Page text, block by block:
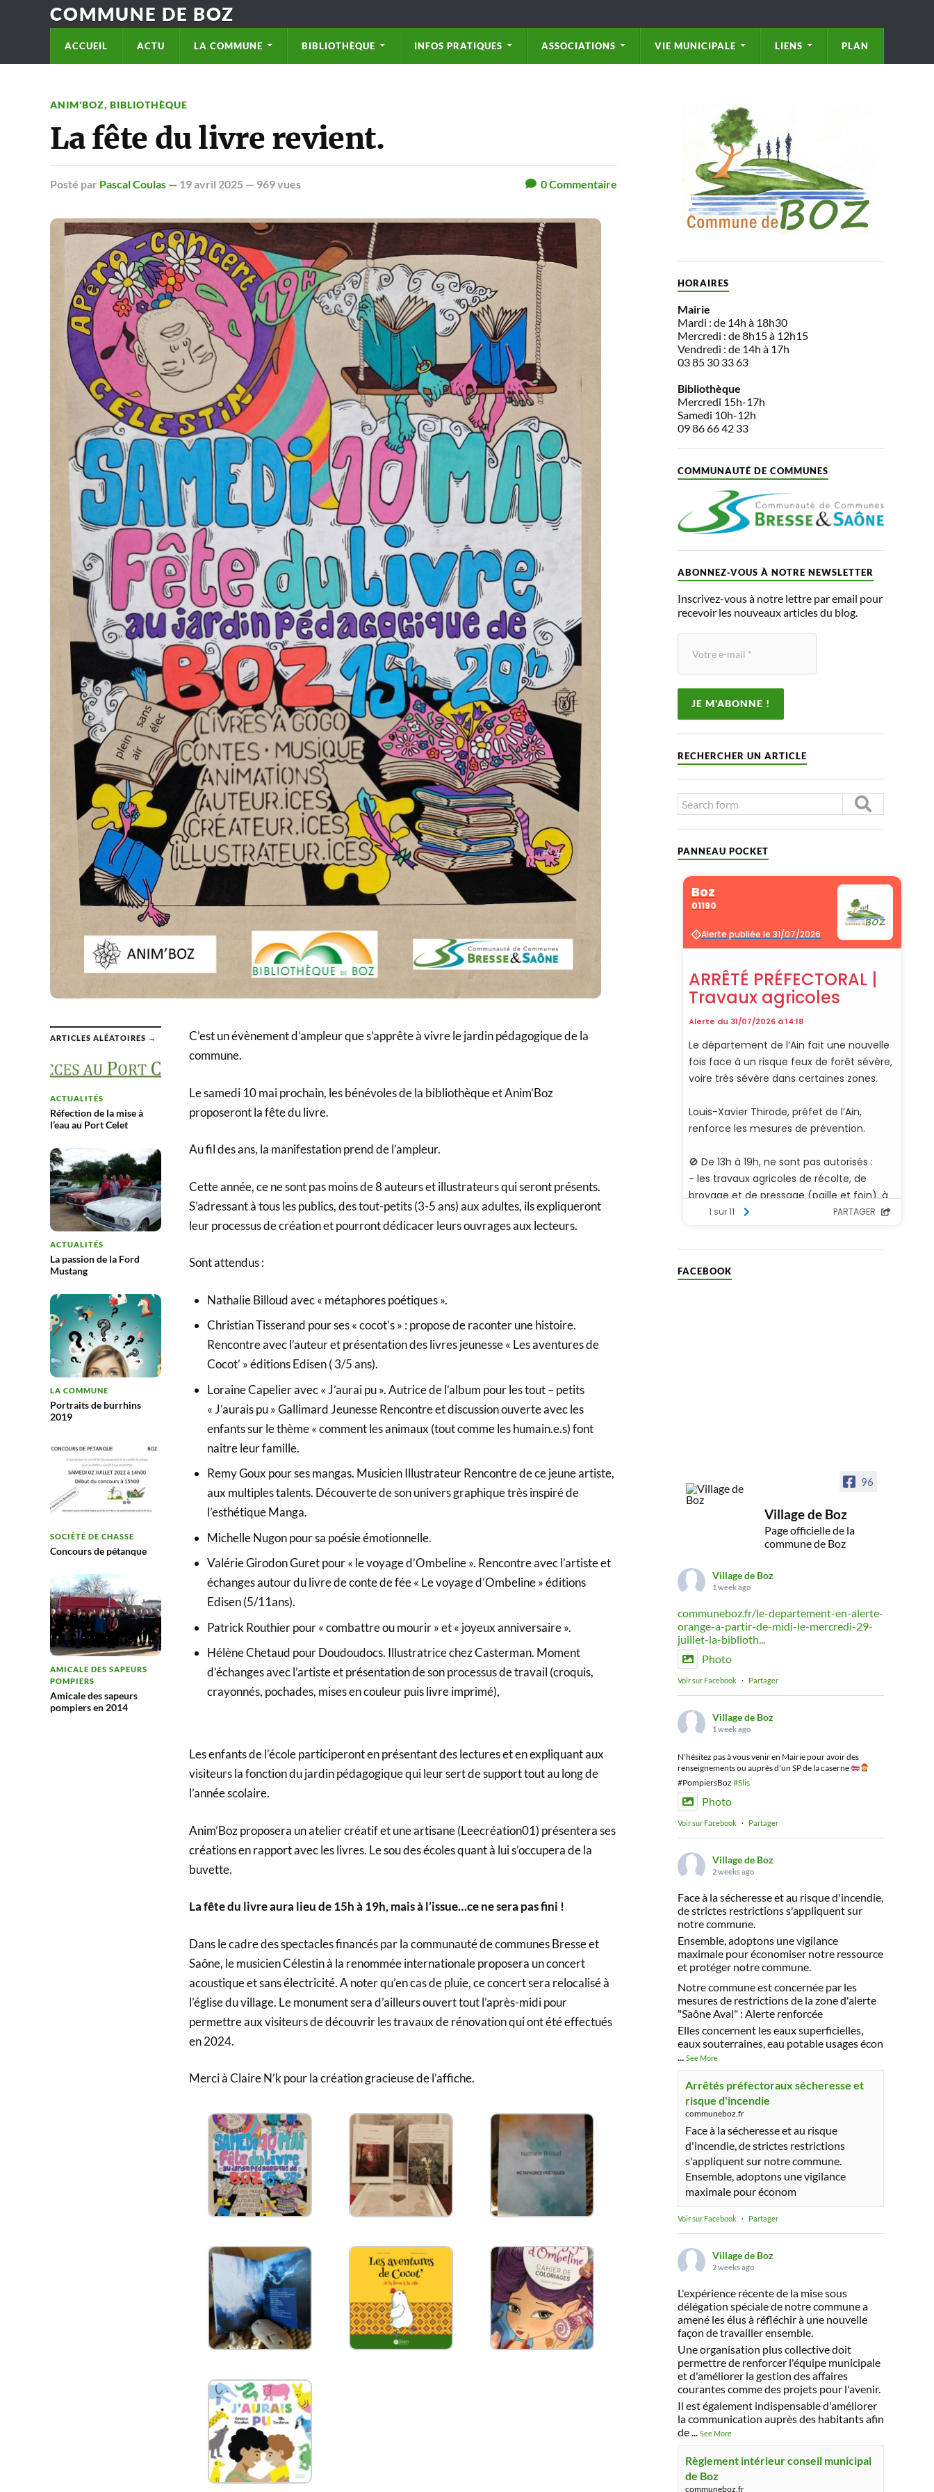
COMMUNE DE BOZ
ACCUEIL ACTU LA COMMUNE BIBLIOTHÈQUE INFOS PRATIQUES ASSOCIATIONS VIE MUNICIPALE LIENS PLAN
ANIM'BOZ, BIBLIOTHÈQUE
La fête du livre revient.
Posté par Pascal Coulas — 19 avril 2025 — 969 vues 0Commentaire
ARTICLES ALÉATOIRES →
ACTUALITÉS
Réfection de la mise à
l’eau au Port Celet
ACTUALITÉS
La passion de la Ford
Mustang
LA COMMUNE
Portraits de burrhins
2019
SOCIÉTÉ DE CHASSE
Concours de pétanque
AMICALE DES SAPEURS
POMPIERS
Amicale des sapeurs
pompiers en 2014
C’est un évènement d’ampleur que s’apprête à vivre le jardin pédagogique de la
commune.
Le samedi 10 mai prochain, les bénévoles de la bibliothèque et Anim’Boz
proposeront la fête du livre.
Au fil des ans, la manifestation prend de l’ampleur.
Cette année, ce ne sont pas moins de 8 auteurs et illustrateurs qui seront présents.
S’adressant à tous les publics, des tout-petits (3-5 ans) aux adultes, ils expliqueront
leur processus de création et pourront dédicacer leurs ouvrages aux lecteurs.
Sont attendus :
Nathalie Billoud avec « métaphores poétiques ».
Christian Tisserand pour ses « cocot’s » : propose de raconter une histoire.
Rencontre avec l’auteur et présentation des livres jeunesse « Les aventures de
Cocot’ » éditions Edisen ( 3/5 ans).
Loraine Capelier avec « J’aurai pu ». Autrice de l’album pour les tout – petits
« J’aurais pu » Gallimard Jeunesse Rencontre et discussion ouverte avec les
enfants sur le thème « comment les animaux (tout comme les humain.e.s) font
naitre leur famille.
Remy Goux pour ses mangas. Musicien Illustrateur Rencontre de ce jeune artiste,
aux multiples talents. Découverte de son univers graphique très inspiré de
l’esthétique Manga.
Michelle Nugon pour sa poésie émotionnelle.
Valérie Girodon Guret pour « le voyage d’Ombeline ». Rencontre avec l’artiste et
échanges autour du livre de conte de fée « Le voyage d’Ombeline » éditions
Edisen (5/11ans).
Patrick Routhier pour « combattre ou mourir » et « joyeux anniversaire ».
Hélène Chetaud pour Doudoudocs. Illustratrice chez Casterman. Moment
d’échanges avec l’artiste et présentation de son processus de travail (croquis,
crayonnés, pochades, mises en couleur puis livre imprimé),
Les enfants de l’école participeront en présentant des lectures et en expliquant aux
visiteurs la fonction du jardin pédagogique qui leur sert de support tout au long de
l’année scolaire.
Anim’Boz proposera un atelier créatif et une artisane (Leecréation01) présentera ses
créations en rapport avec les livres. Le sou des écoles quant à lui s’occupera de la
buvette.
La fête du livre aura lieu de 15h à 19h, mais à l’issue…ce ne sera pas fini !
Dans le cadre des spectacles financés par la communauté de communes Bresse et
Saône, le musicien Célestin à la renommée internationale proposera un concert
acoustique et sans électricité. A noter qu’en cas de pluie, ce concert sera relocalisé à
l’église du village. Le monument sera d’ailleurs ouvert tout l’après-midi pour
permettre aux visiteurs de découvrir les travaux de rénovation qui ont été effectués
en 2024.
Merci à Claire N’k pour la création gracieuse de l’affiche.
HORAIRES
Mairie
Mardi : de 14h à 18h30
Mercredi : de 8h15 à 12h15
Vendredi : de 14h à 17h
03 85 30 33 63
Bibliothèque
Mercredi 15h-17h
Samedi 10h-12h
09 86 66 42 33
COMMUNAUTÉ DE COMMUNES
ABONNEZ-VOUS À NOTRE NEWSLETTER
Inscrivez-vous à notre lettre par email pour
recevoir les nouveaux articles du blog.
RECHERCHER UN ARTICLE
PANNEAU POCKET
FACEBOOK
96
Village de Boz
Page officielle de la
commune de Boz
Village de Boz
1 week ago
communeboz.fr/le-departement-en-alerte-
orange-a-partir-de-midi-le-mercredi-29-
juillet-la-biblioth...
Photo
Voir sur Facebook · Partager
Village de Boz
1 week ago
N'hésitez pas à vous venir en Mairie pour avoir des
renseignements ou auprès d'un SP de la caserne
#PompiersBoz #Slis
Photo
Voir sur Facebook · Partager
Village de Boz
2 weeks ago
Face à la sécheresse et au risque d'incendie,
de strictes restrictions s'appliquent sur
notre commune.
Ensemble, adoptons une vigilance
maximale pour économiser notre ressource
et protéger notre commune.
Notre commune est concernée par les
mesures de restrictions de la zone d'alerte
"Saône Aval" : Alerte renforcée
Elles concernent les eaux superficielles,
eaux souterraines, eau potable usages écon
... See More
Arrêtés préfectoraux sécheresse et
risque d'incendie
communeboz.fr
Face à la sécheresse et au risque
d'incendie, de strictes restrictions
s'appliquent sur notre commune.
Ensemble, adoptons une vigilance
maximale pour économ
Voir sur Facebook · Partager
Village de Boz
2 weeks ago
L'expérience récente de la mise sous
délégation spéciale de notre commune a
amené les élus à réfléchir à une nouvelle
façon de travailler ensemble.
Une organisation plus collective doit
permettre de renforcer l'équipe municipale
et d'améliorer la gestion des affaires
courantes comme des projets pour l'avenir.
Il est également indispensable d'améliorer
la communication auprès des habitants afin
de... See More
Règlement intérieur conseil municipal
de Boz
communeboz.fr